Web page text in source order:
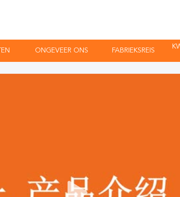
ONGEVEER ONS FABRIEKSREIS